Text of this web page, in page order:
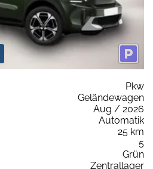
Pkw
Geländewagen
Aug / 2026
Automatik
25 km
5
Grün
Zentrallager